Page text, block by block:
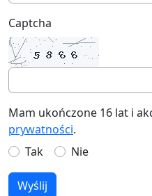
Captcha
Mam ukończone 16 lat i
prywatności.
Tak
Nie
Wyślij